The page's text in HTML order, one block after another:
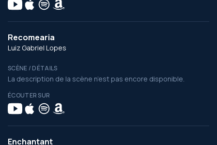
Recomearia
Luiz Gabriel Lopes
SCÈNE / DÉTAILS
La description de la scène n’est pas encore disponible.
ÉCOUTER SUR
Enchantant